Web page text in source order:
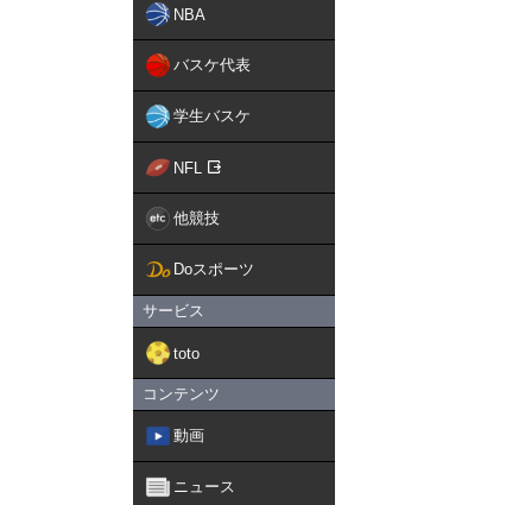
NBA
バスケ代表
学生バスケ
NFL
他競技
Doスポーツ
サービス
toto
コンテンツ
動画
ニュース